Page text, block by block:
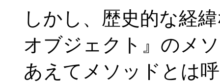
しかし、歴史的な経
オブジェクト』のメ
あえてメソッドとは